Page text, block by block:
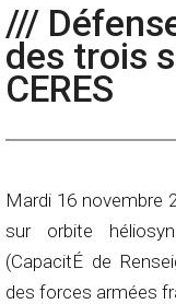
///
des trois
CERES
Mardi 16 novembre
sur orbite
(CapacitÉ de
des forces armées